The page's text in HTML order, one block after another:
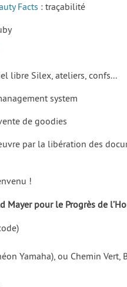
Facts : traçabilité
libre Silex, ateliers, confs...
system
de goodies
par la libération des
!
Mayer pour le Progrès de
Yamaha), ou Chemin Vert,